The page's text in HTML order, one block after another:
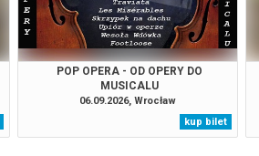
POP OPERA - OD OPERY DO
MUSICALU
06.09.2026, Wrocław
kup bilet